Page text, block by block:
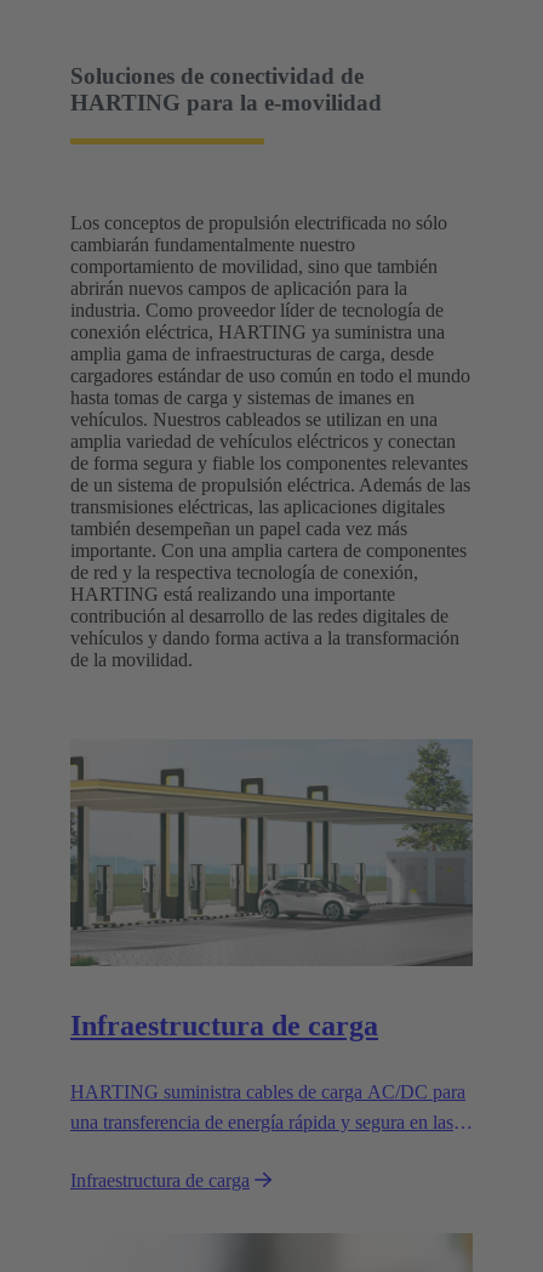
Soluciones de conectividad de
HARTING para la e-movilidad
Los conceptos de propulsión electrificada no sólo
cambiarán fundamentalmente nuestro
comportamiento de movilidad, sino que también
abrirán nuevos campos de aplicación para la
industria. Como proveedor líder de tecnología de
conexión eléctrica, HARTING ya suministra una
amplia gama de infraestructuras de carga, desde
cargadores estándar de uso común en todo el mundo
hasta tomas de carga y sistemas de imanes en
vehículos. Nuestros cableados se utilizan en una
amplia variedad de vehículos eléctricos y conectan
de forma segura y fiable los componentes relevantes
de un sistema de propulsión eléctrica. Además de las
transmisiones eléctricas, las aplicaciones digitales
también desempeñan un papel cada vez más
importante. Con una amplia cartera de componentes
de red y la respectiva tecnología de conexión,
HARTING está realizando una importante
contribución al desarrollo de las redes digitales de
vehículos y dando forma activa a la transformación
de la movilidad.
Infraestructura de carga
HARTING suministra cables de carga AC/DC para
una transferencia de energía rápida y segura en las
eléctricos.
Infraestructura de carga